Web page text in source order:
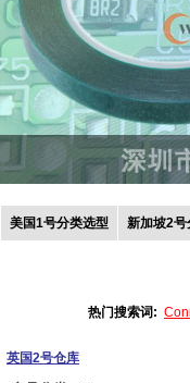
美国1号分类选型 新加坡2号
热门搜索词:
英国2号仓库